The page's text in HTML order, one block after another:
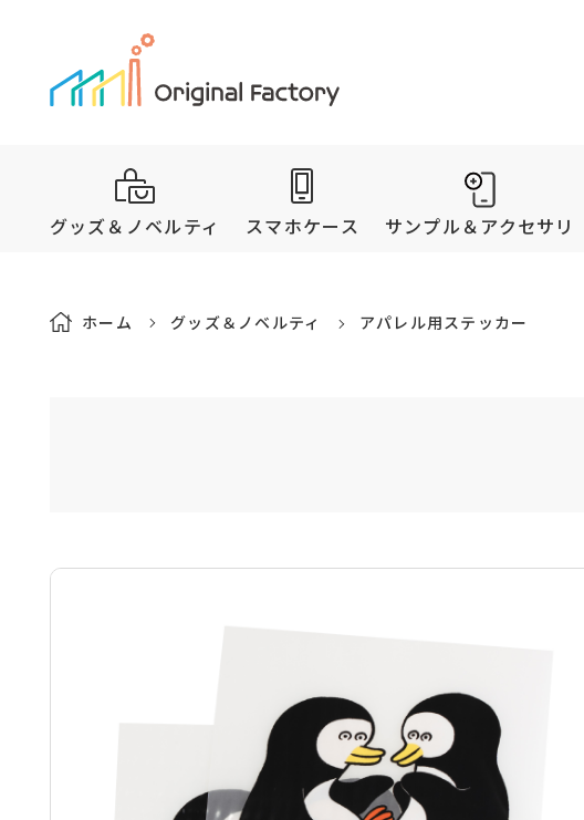
グッズ＆ノベルティ スマホケース サンプル＆アクセサリ
ホーム グッズ＆ノベルティ アパレル用ステッカー